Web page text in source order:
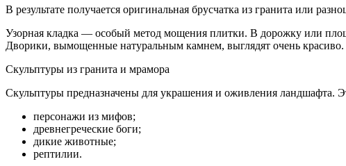
В результате получается оригинальная брусчатка из гранита или
Узорная кладка — особый метод мощения плитки. В дорожку или
Дворики, вымощенные натуральным камнем, выглядят очень красиво.
Скульптуры из гранита и мрамора
Скульптуры предназначены для украшения и оживления ландшафта.
персонажи из мифов;
древнегреческие боги;
дикие животные;
рептилии.